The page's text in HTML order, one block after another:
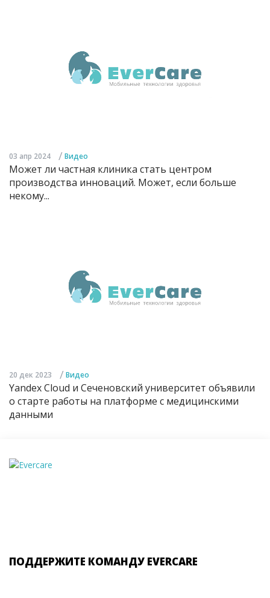
03 апр 2024 / Видео
Может ли частная клиника стать центром
производства инноваций. Может, если больше
некому...
20 дек 2023 / Видео
Yandex Cloud и Сеченовский университет объявили
о старте работы на платформе с медицинскими
данными
ПОДДЕРЖИТЕ КОМАНДУ EVERCARE